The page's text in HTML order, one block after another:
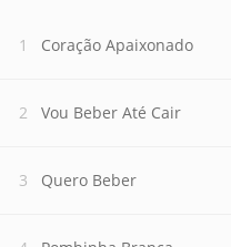
Coração Apaixonado
Vou Beber Até Cair
Quero Beber